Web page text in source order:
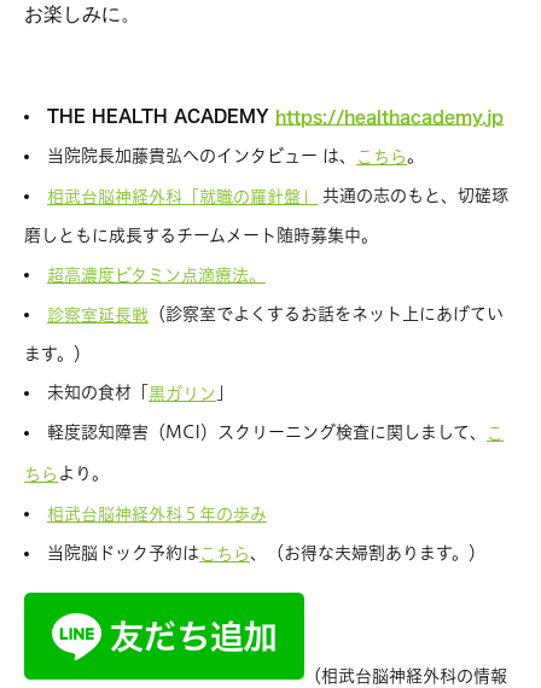
お楽しみに。
THE HEALTH ACADEMY https://healthacademy.jp
当院院長加藤貴弘へのインタビュー は、 こちら 。
相武台脳神経外科「就職の羅針盤」 共通の志のもと、切磋琢
磨しともに成長するチームメート随時募集中。
超高濃度ビタミン点滴療法。
診察室延長戦 （診察室でよくするお話をネット上にあげてい
ます。）
未知の食材「 黒ガリン
軽度認知障害（MCI）スクリーニング検査に関しまして、 こ
ちら より。
相武台脳神経外科５年の歩み
当院脳ドック予約は こちら、（お得な夫婦割あります。）
（相武台脳神経外科の情報